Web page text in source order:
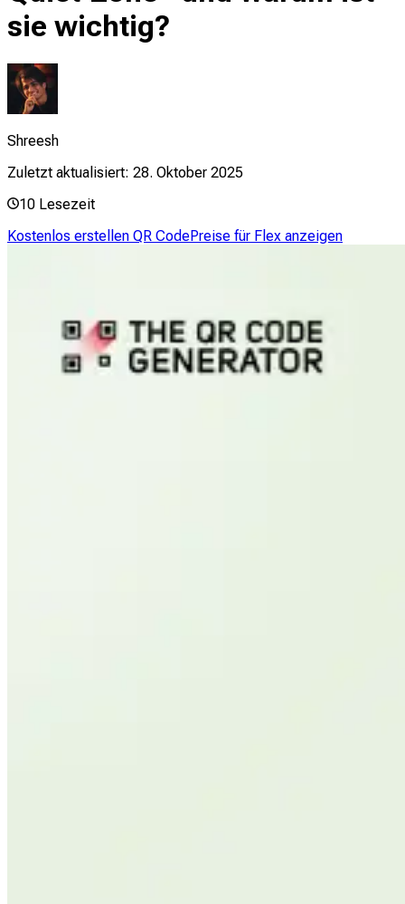
sie wichtig?
Shreesh
Zuletzt aktualisiert: 28. Oktober 2025
10 Lesezeit
Kostenlos erstellen QR CodePreise für Flex anzeigen